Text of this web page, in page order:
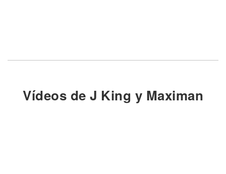
Vídeos de J King y Maximan